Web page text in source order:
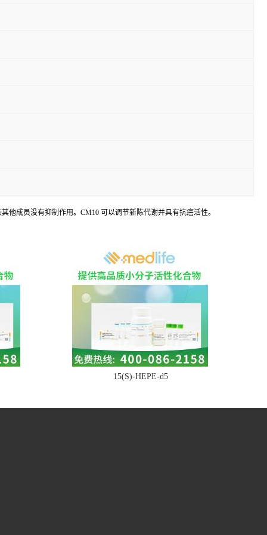
他成员没有抑制作用。CM10 可以调节新陈代谢并具有抗癌活性。
15(S)-HEPE-d5